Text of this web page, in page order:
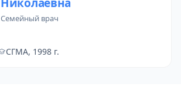
семейный врач
СГМА, 1998 г.